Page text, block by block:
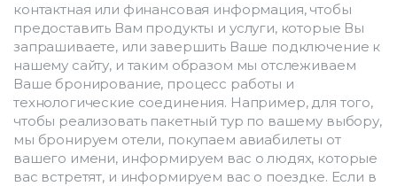
контактная или финансовая информация, чтобы
предоставить Вам продукты и услуги, которые Вы
запрашиваете, или завершить Ваше подключение к
нашему сайту, и таким образом мы отслеживаем
Ваше бронирование, процесс работы и
технологические соединения. Например, для того,
чтобы реализовать пакетный тур по вашему выбору,
мы бронируем отели, покупаем авиабилеты от
вашего имени, информируем вас о людях, которые
вас встретят, и информируем вас о поездке. Если в